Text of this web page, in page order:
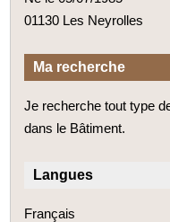
01130 Les Neyrolles
Ma recherche
Je recherche tout type
dans le Bâtiment.
Langues
Français